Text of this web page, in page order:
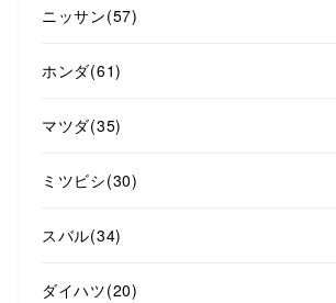
ニッサン(57)
ホンダ(61)
マツダ(35)
ミツビシ(30)
スバル(34)
ダイハツ(20)